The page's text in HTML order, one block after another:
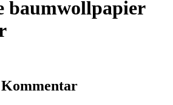
baumwollpapier
Kommentar